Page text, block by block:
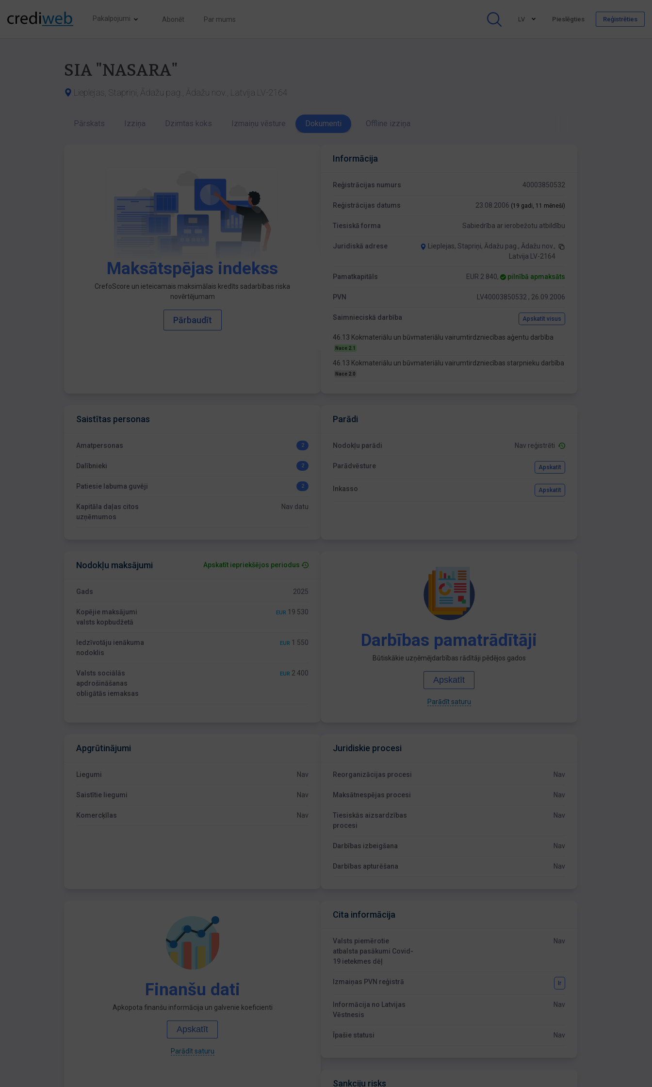
Pakalpojumi Abonēt Par mums LV Pieslēgties Reģistrēties
SIA "NASARA"
Lieplejas, Stapriņi, Ādažu pag., Ādažu nov., Latvija LV-2164
Pārskats Izziņa Dzimtas koks Izmaiņu vēsture Dokumenti Offline izziņa
Maksātspējas indekss
CrefoScore un ieteicamais maksimālais kredīts sadarbības riska
novērtējumam
Pārbaudīt
Informācija
Reģistrācijas numurs 40003850532
Reģistrācijas datums 23.08.2006 (19 gadi, 11 mēneši)
Tiesiskā forma Sabiedrība ar ierobežotu atbildību
Juridiskā adrese
Lieplejas, Stapriņi, Ādažu pag., Ādažu nov.,
Latvija LV-2164
Pamatkapitāls EUR 2 840, pilnībā apmaksāts
PVN LV40003850532 , 26.09.2006
Saimnieciskā darbība Apskatīt visus
46.13 Kokmateriālu un būvmateriālu vairumtirdzniecības aģentu darbība
Nace 2.1
46.13 Kokmateriālu un būvmateriālu vairumtirdzniecības starpnieku darbība
Nace 2.0
Saistītas personas
Amatpersonas 2
Dalībnieki 2
Patiesie labuma guvēji 2
Kapitāla daļas citos
uzņēmumos
Nav datu
Parādi
Nodokļu parādi Nav reģistrēti
Parādvēsture Apskatīt
Inkasso Apskatīt
Nodokļu maksājumi Apskatīt iepriekšējos periodus
Gads 2025
Kopējie maksājumi
valsts kopbudžetā
EUR 19 530
Iedzīvotāju ienākuma
nodoklis
EUR 1 550
Valsts sociālās
apdrošināšanas
obligātās iemaksas
EUR 2 400
Darbības pamatrādītāji
Būtiskākie uzņēmējdarbības rādītāji pēdējos gados
Apskatīt
Parādīt saturu
Apgrūtinājumi
Liegumi Nav
Saistītie liegumi Nav
Komercķīlas Nav
Juridiskie procesi
Reorganizācijas procesi Nav
Maksātnespējas procesi Nav
Tiesiskās aizsardzības
procesi
Nav
Darbības izbeigšana Nav
Darbības apturēšana Nav
Finanšu dati
Apkopota finanšu informācija un galvenie koeficienti
Apskatīt
Parādīt saturu
Cita informācija
Valsts piemērotie
atbalsta pasākumi Covid-
19 ietekmes dēļ
Nav
Izmaiņas PVN reģistrā Ir
Informācija no Latvijas
Vēstnesis
Nav
Īpašie statusi Nav
Sankciju risks